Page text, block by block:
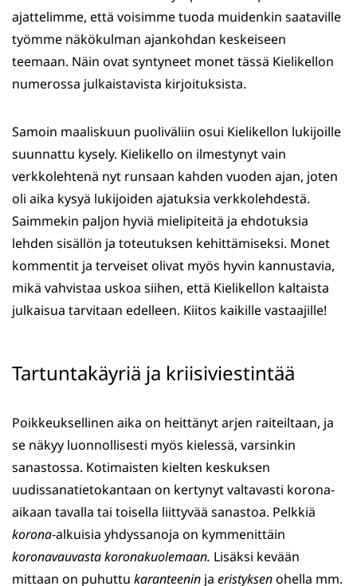
ajattelimme, että voisimme tuoda muidenkin saataville
työmme näkökulman ajankohdan keskeiseen
teemaan. Näin ovat syntyneet monet tässä Kielikellon
numerossa julkaistavista kirjoituksista.
Samoin maaliskuun puoliväliin osui Kielikellon lukijoille
suunnattu kysely. Kielikello on ilmestynyt vain
verkkolehtenä nyt runsaan kahden vuoden ajan, joten
oli aika kysyä lukijoiden ajatuksia verkkolehdestä.
Saimmekin paljon hyviä mielipiteitä ja ehdotuksia
lehden sisällön ja toteutuksen kehittämiseksi. Monet
kommentit ja terveiset olivat myös hyvin kannustavia,
mikä vahvistaa uskoa siihen, että Kielikellon kaltaista
julkaisua tarvitaan edelleen. Kiitos kaikille vastaajille!
Tartuntakäyriä ja kriisiviestintää
Poikkeuksellinen aika on heittänyt arjen raiteiltaan, ja
se näkyy luonnollisesti myös kielessä, varsinkin
sanastossa. Kotimaisten kielten keskuksen
uudissanatietokantaan on kertynyt valtavasti korona-
aikaan tavalla tai toisella liittyvää sanastoa. Pelkkiä
korona-alkuisia yhdyssanoja on kymmenittäin
koronavauvastakoronakuolemaan. Lisäksi kevään
mittaan on puhuttu karanteenin ja eristyksenohella mm.